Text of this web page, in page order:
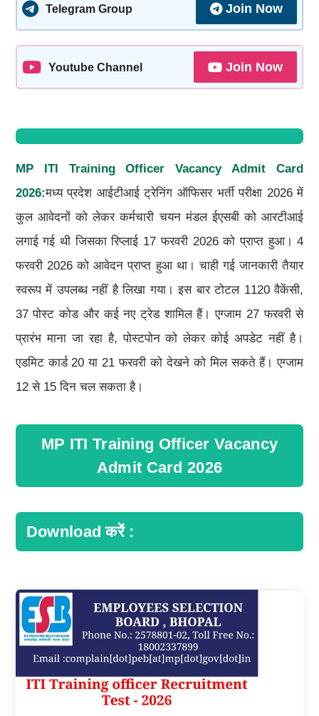
Telegram Group Join Now
Youtube Channel Join Now
MP ITI Training Officer Vacancy Admit Card
2026:मध्य प्रदेश आईटीआई ट्रेनिंग ऑफिसर भर्ती परीक्षा 2026 में
कुल आवेदनों को लेकर कर्मचारी चयन मंडल ईएसबी को आरटीआई
लगाई गई थी जिसका रिप्लाई 17 फरवरी 2026 को प्राप्त हुआ। 4
फरवरी 2026 को आवेदन प्राप्त हुआ था। चाही गई जानकारी तैयार
स्वरूप में उपलब्ध नहीं है लिखा गया। इस बार टोटल 1120 वैकेंसी,
37 पोस्ट कोड और कई नए ट्रेड शामिल हैं। एग्जाम 27 फरवरी से
प्रारंभ माना जा रहा है, पोस्टपोन को लेकर कोई अपडेट नहीं है।
एडमिट कार्ड 20 या 21 फरवरी को देखने को मिल सकते हैं। एग्जाम
12 से 15 दिन चल सकता है।
MP ITI Training Officer Vacancy
Admit Card 2026
Download करें :